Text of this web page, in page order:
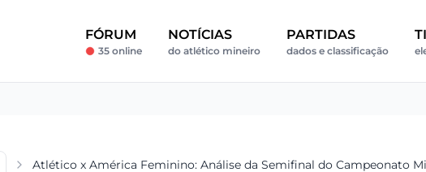
FÓRUM
35 online
NOTÍCIAS
do atlético mineiro
PARTIDAS
dados e classificação
Atlético x América Feminino: Análise da Semifinal do Campeonato